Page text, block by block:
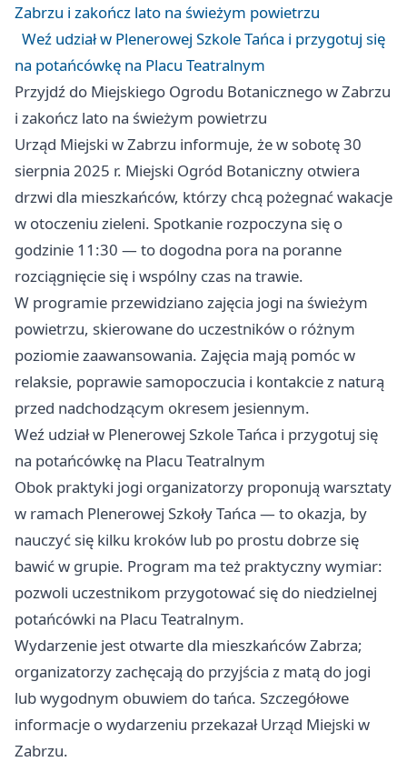
Zabrzu i zakończ lato na świeżym powietrzu
Weź udział w Plenerowej Szkole Tańca i przygotuj się
na potańcówkę na Placu Teatralnym
Przyjdź do Miejskiego Ogrodu Botanicznego w Zabrzu
i zakończ lato na świeżym powietrzu
Urząd Miejski w Zabrzu informuje, że w sobotę 30
sierpnia 2025 r. Miejski Ogród Botaniczny otwiera
drzwi dla mieszkańców, którzy chcą pożegnać wakacje
w otoczeniu zieleni. Spotkanie rozpoczyna się o
godzinie 11:30 — to dogodna pora na poranne
rozciągnięcie się i wspólny czas na trawie.
W programie przewidziano zajęcia jogi na świeżym
powietrzu, skierowane do uczestników o różnym
poziomie zaawansowania. Zajęcia mają pomóc w
relaksie, poprawie samopoczucia i kontakcie z naturą
przed nadchodzącym okresem jesiennym.
Weź udział w Plenerowej Szkole Tańca i przygotuj się
na potańcówkę na Placu Teatralnym
Obok praktyki jogi organizatorzy proponują warsztaty
w ramach Plenerowej Szkoły Tańca — to okazja, by
nauczyć się kilku kroków lub po prostu dobrze się
bawić w grupie. Program ma też praktyczny wymiar:
pozwoli uczestnikom przygotować się do niedzielnej
potańcówki na Placu Teatralnym.
Wydarzenie jest otwarte dla mieszkańców Zabrza;
organizatorzy zachęcają do przyjścia z matą do jogi
lub wygodnym obuwiem do tańca. Szczegółowe
informacje o wydarzeniu przekazał Urząd Miejski w
Zabrzu.